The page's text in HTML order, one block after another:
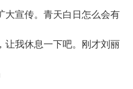
大宣传。青天白日怎么会有
让我休息一下吧。刚才刘丽